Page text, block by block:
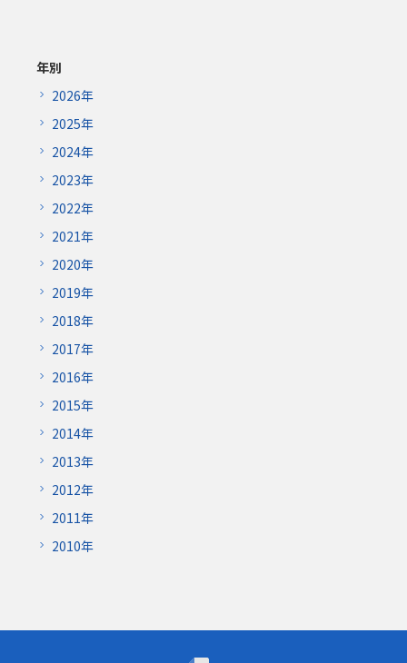
年別
2026年
2025年
2024年
2023年
2022年
2021年
2020年
2019年
2018年
2017年
2016年
2015年
2014年
2013年
2012年
2011年
2010年